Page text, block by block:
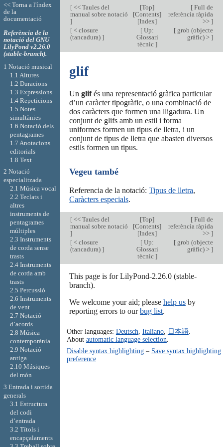
[<< Taules del
manual sobre notació
]
[Top]
[Contents]
[Index]
[Full de
referència ràpida
>> ]
[< closure
(tancadura) ]
[ Up:
Glossari
tècnic ]
[grob (objecte
gràfic) > ]
glif
Un glifés una representació gràfica particular
d’un caràcter tipogràfic, o una combinació de
dos caràcters que formen una lligadura. Un
conjunt de glifs amb un estil i forma
uniformes formen un tipus de lletra, i un
conjunt de tipus de lletra que abasten diversos
estils formen un tipus.
Vegeu també
Referencia de la notació: Tipus de lletra,
Caràcters especials.
[<< Taules del
manual sobre notació
]
[Top]
[Contents]
[Index]
[Full de
referència ràpida
>> ]
[< closure
(tancadura) ]
[ Up:
Glossari
tècnic ]
[grob (objecte
gràfic) > ]
This page is for LilyPond-2.26.0 (stable-
branch).
We welcome your aid; please help usby
reporting errors to ourbug list.
Other languages: Deutsch, Italiano, 日本語.
About automatic language selection.
Disable syntax highlighting– Save syntax highlighting
preference
<< Torna a l'índex
de la
documentació
Referència de la
notació del GNU
LilyPond v2.26.0
(stable-branch).
1 Notació musical
1.1 Altures
1.2 Duracions
1.3 Expressions
1.4 Repeticions
1.5 Notes
simultànies
1.6 Notació dels
pentagrames
1.7 Anotacions
editorials
1.8 Text
2 Notació
especialitzada
2.1 Música vocal
2.2 Teclats i
altres
instruments de
pentagrames
múltiples
2.3 Instruments
de corda sense
trasts
2.4 Instruments
de corda amb
trasts
2.5 Percussió
2.6 Instruments
de vent
2.7 Notació
d’acords
2.8 Música
contemporània
2.9 Notació
antiga
2.10 Músiques
del món
3 Entrada i sortida
generals
3.1 Estructura
del codi
d’entrada
3.2 Títols i
encapçalaments